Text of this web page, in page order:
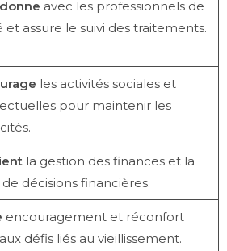
avec les professionnels de
et assure le suivi des traitements.
les activités sociales et
pour maintenir les
la gestion des finances et la
décisions financières.
encouragement et réconfort
défis liés au vieillissement.